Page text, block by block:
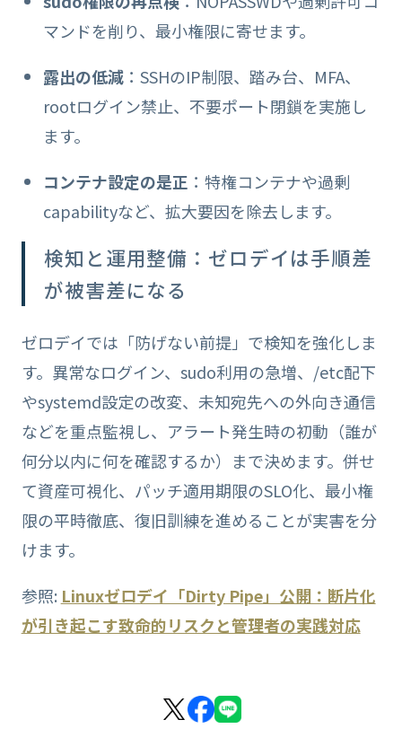
マンドを削り、最小権限に寄せます。
露出の低減：SSHのIP制限、踏み台、MFA、
rootログイン禁止、不要ポート閉鎖を実施し
ます。
コンテナ設定の是正 ：特権コンテナや過剰
capabilityなど、拡大要因を除去します。
検知と運用整備：ゼロデイは手順差
が被害差になる
ゼロデイでは「防げない前提」で検知を強化しま
す。異常なログイン、sudo利用の急増、/etc配下
やsystemd設定の改変、未知宛先への外向き通信
などを重点監視し、アラート発生時の初動（誰が
何分以内に何を確認するか）まで決めます。併せ
て資産可視化、パッチ適用期限のSLO化、最小権
限の平時徹底、復旧訓練を進めることが実害を分
けます。
参照: Linuxゼロデイ「Dirty Pipe」公開：断片化
が引き起こす致命的リスクと管理者の実践対応